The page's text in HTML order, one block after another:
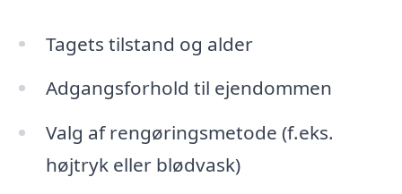
Tagets tilstand og alder
Adgangsforhold til ejendommen
Valg af rengøringsmetode (f.eks.
højtryk eller blødvask)